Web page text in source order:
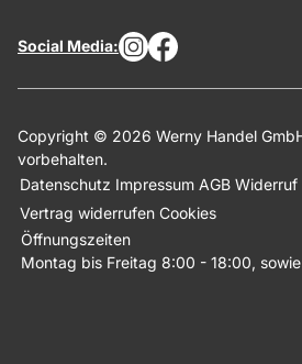
Social Media:
Copyright © 2026 Werny Handel
vorbehalten.
Datenschutz Impressum AGB Widerruf
Vertrag widerrufen Cookies
Öffnungszeiten
Montag bis Freitag 8:00 - 18:00,